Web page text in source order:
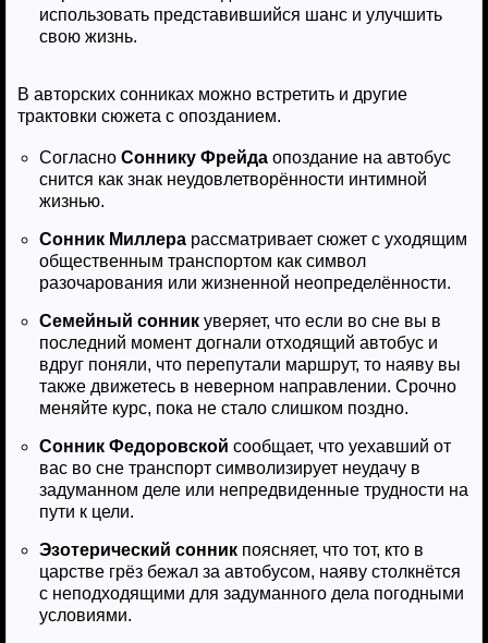
использовать представившийся шанс и улучшить
свою жизнь.
В авторских сонниках можно встретить и другие
трактовки сюжета с опозданием.
Согласно Соннику Фрейда опоздание на автобус
снится как знак неудовлетворённости интимной
жизнью.
Сонник Миллера рассматривает сюжет с уходящим
общественным транспортом как символ
разочарования или жизненной неопределённости.
Семейный сонник уверяет, что если во сне вы в
последний момент догнали отходящий автобус и
вдруг поняли, что перепутали маршрут, то наяву вы
также движетесь в неверном направлении. Срочно
меняйте курс, пока не стало слишком поздно.
Сонник Федоровской сообщает, что уехавший от
вас во сне транспорт символизирует неудачу в
задуманном деле или непредвиденные трудности на
пути к цели.
Эзотерический сонник поясняет, что тот, кто в
царстве грёз бежал за автобусом, наяву столкнётся
с неподходящими для задуманного дела погодными
условиями.